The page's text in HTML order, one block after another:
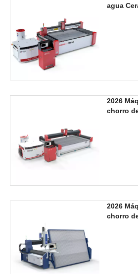
agua
2026
chorro
2026
chorro